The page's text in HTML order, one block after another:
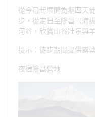
從今日起展開為期四天
步，從定日至隆昌（海
河谷，欣賞山谷壯景與
提示：徒步期間提供露
夜宿隆昌營地